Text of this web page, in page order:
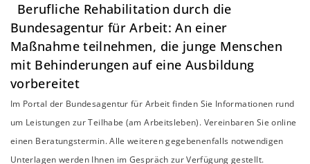
Berufliche Rehabilitation durch die
Bundesagentur für Arbeit: An einer
Maßnahme teilnehmen, die junge Menschen
mit Behinderungen auf eine Ausbildung
vorbereitet
Im Portal der Bundesagentur für Arbeit finden Sie Informationen rund
um Leistungen zur Teilhabe (am Arbeitsleben). Vereinbaren Sie online
einen Beratungstermin. Alle weiteren gegebenenfalls notwendigen
Unterlagen werden Ihnen im Gespräch zur Verfügung gestellt.